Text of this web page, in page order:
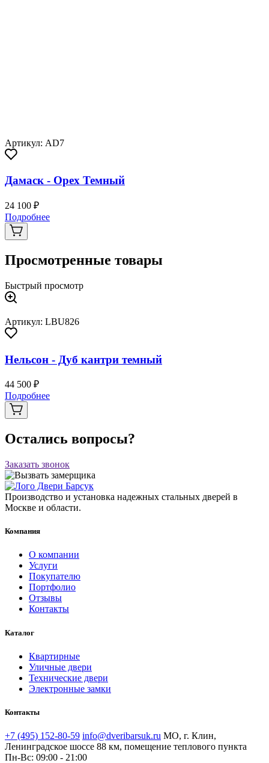
Артикул: AD7
Дамаск - Орех Темный
24 100 ₽
Подробнее
Просмотренные товары
Быстрый просмотр
Артикул: LBU826
Нельсон - Дуб кантри темный
44 500 ₽
Подробнее
Остались вопросы?
Заказать звонок
Производство и установка надежных стальных дверей в
Москве и области.
Компания
О компании
Услуги
Покупателю
Портфолио
Отзывы
Контакты
Каталог
Квартирные
Уличные двери
Технические двери
Электронные замки
Контакты
+7 (495) 152-80-59 info@dveribarsuk.ru МО, г. Клин,
Ленинградское шоссе 88 км, помещение теплового пункта
Пн-Вс: 09:00 - 21:00